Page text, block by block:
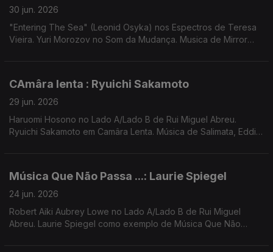
30 jun. 2026
"Entering The Sea" (Leonid Osyka) nos Espectros de Teresa
Vieira. Yuri Morozov no Som da Mudança. Musica de Mirror
CAmâra lenta : Ryuichi Sakamoto
29 jun. 2026
Haruomi Hosono no Lado A/Lado B de Rui Miguel Abreu.
Ryuichi Sakamoto em Camâra Lenta. Música de Salimata, Eddie
Música Que Não Passa ...: Laurie Spiegel
24 jun. 2026
Robert Aiki Aubrey Lowe no Lado A/Lado B de Rui Miguel
Abreu. Laurie Spiegel como exemplo de Música Que Não